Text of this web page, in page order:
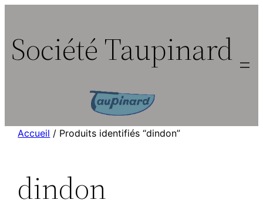
contenu
Société Taupinard
Accueil / Produits identifiés “dindon”
dindon